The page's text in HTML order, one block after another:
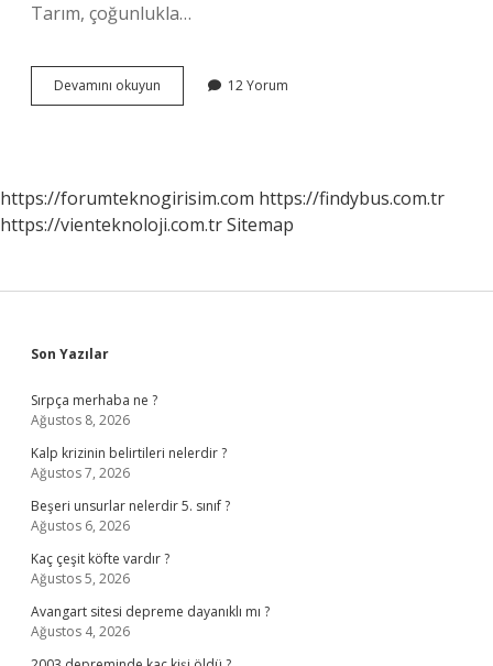
Tarım, çoğunlukla…
Devamını okuyun
Alanında
12 Yorum
https://forumteknogirisim.com https://findybus.com.tr
https://vienteknoloji.com.trSitemap
Sidebar
Son Yazılar
Sırpça merhaba ne ?
Ağustos 8, 2026
Kalp krizinin belirtileri nelerdir ?
Ağustos 7, 2026
Beşeri unsurlar nelerdir 5. sınıf ?
Ağustos 6, 2026
Kaç çeşit köfte vardır ?
Ağustos 5, 2026
Avangart sitesi depreme dayanıklı mı ?
Ağustos 4, 2026